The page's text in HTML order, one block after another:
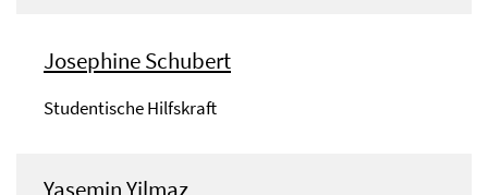
Josephine Schubert
Studentische Hilfskraft
Yasemin Yilmaz